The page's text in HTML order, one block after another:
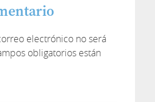
electrónico no será
obligatorios están